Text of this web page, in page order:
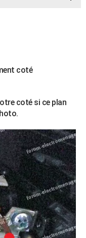
coté
coté si ce plan